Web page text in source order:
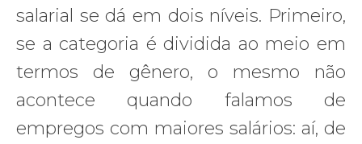
salarial se dá em dois níveis. Primeiro,
se a categoria é dividida ao meio em
termos de gênero, o mesmo não
acontece quando falamos de
empregos com maiores salários: aí, de